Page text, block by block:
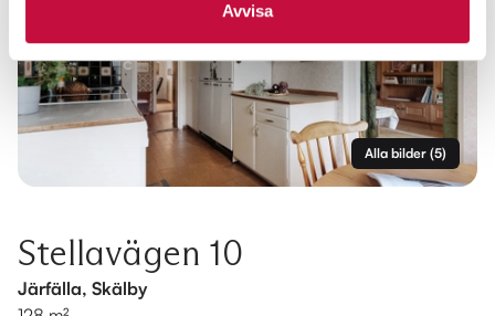
Avvisa
Alla bilder (5)
Stellavägen 10
Järfälla, Skälby